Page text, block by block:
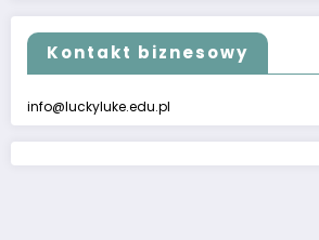
Kontakt biznesowy
info@luckyluke.edu.pl